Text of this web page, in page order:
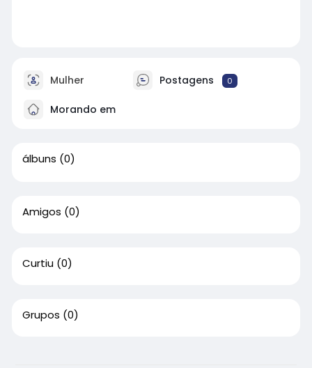
Mulher Postagens 0
Morando em
álbuns (0)
Amigos (0)
Curtiu (0)
Grupos (0)